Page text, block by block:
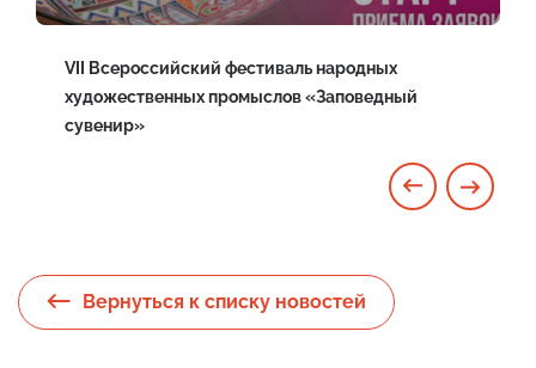
VII Всероссийский фестиваль народных
художественных промыслов «Заповедный
сувенир»
Вернуться к списку новостей